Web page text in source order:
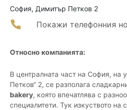
София, Димитър Петков 2
Покажи телефонния
Относно компанията:
В централната част на София, на
Петков“ 2, се разполага
bakery, която впечатлява с
специалитети. Тук изкуството на